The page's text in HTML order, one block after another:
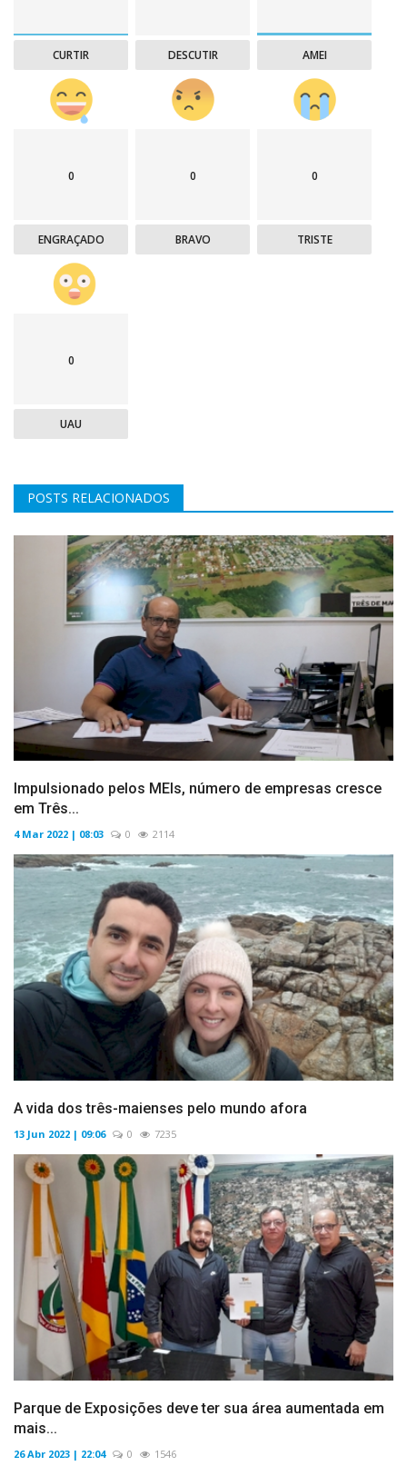
CURTIR DESCUTIR AMEI
0
ENGRAÇADO
0
BRAVO
0
TRISTE
0
UAU
POSTS RELACIONADOS
Impulsionado pelos MEIs, número de empresas cresce
em Três...
4 Mar 2022 | 08:03 0 2114
A vida dos três-maienses pelo mundo afora
13 Jun 2022 | 09:06 0 7235
Parque de Exposições deve ter sua área aumentada em
mais...
26 Abr 2023 | 22:04 0 1546